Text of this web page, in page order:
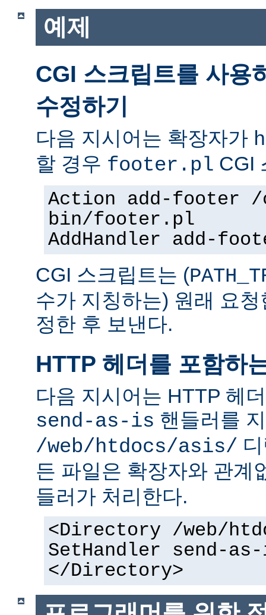
예제
CGI 스크립트를 사용
수정하기
다음 지시어는 확장자가
할 경우 footer.pl CGI
Action add-footer
bin/footer.pl
AddHandler add-
CGI 스크립트는 (
수가 지칭하는) 원래 요
정한 후 보낸다.
HTTP 헤더를 포함하
다음 지시어는 HTTP 헤
send-as-is 핸들러를
/web/htdocs/asis/
든 파일은 확장자와 관계
들러가 처리한다.
<Directory /web/
SetHandler send-
</Directory>